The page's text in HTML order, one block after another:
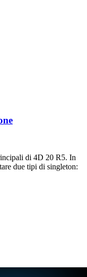
di 4D 20 R5. In
due tipi di singleton: